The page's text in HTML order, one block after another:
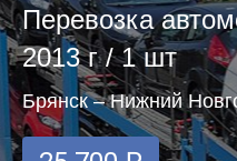
Перевозка
2013 г / 1 шт
Брянск – Нижний